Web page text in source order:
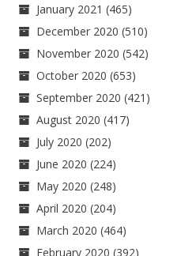
January 2021 (465)
December 2020 (510)
November 2020 (542)
October 2020 (653)
September 2020 (421)
August 2020 (417)
July 2020 (202)
June 2020 (224)
May 2020 (248)
April 2020 (204)
March 2020 (464)
February 2020 (392)